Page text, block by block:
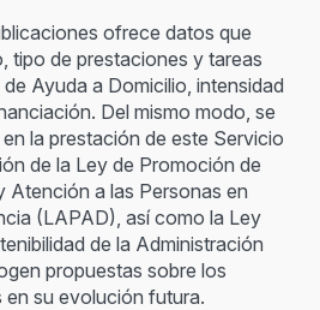
ofrece datos que
tipo de prestaciones y tareas
Ayuda a Domicilio, intensidad
Del mismo modo, se
la prestación de este Servicio
de la Ley de Promoción de
Atención a las Personas en
(LAPAD), así como la Ley
de la Administración
propuestas sobre los
su evolución futura.